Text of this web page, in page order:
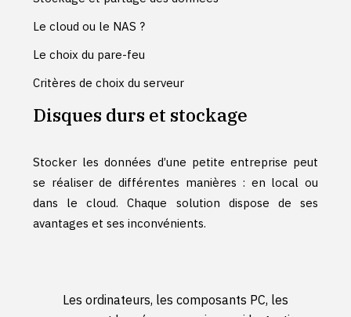
Le cloud ou le NAS ?
Le choix du pare-feu
Critères de choix du serveur
Disques durs et stockage
Stocker les données d’une petite entreprise peut
se réaliser de différentes manières : en local ou
dans le cloud. Chaque solution dispose de ses
avantages et ses inconvénients.
Les ordinateurs, les composants PC, les